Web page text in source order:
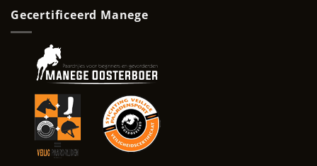
Gecertificeerd Manege